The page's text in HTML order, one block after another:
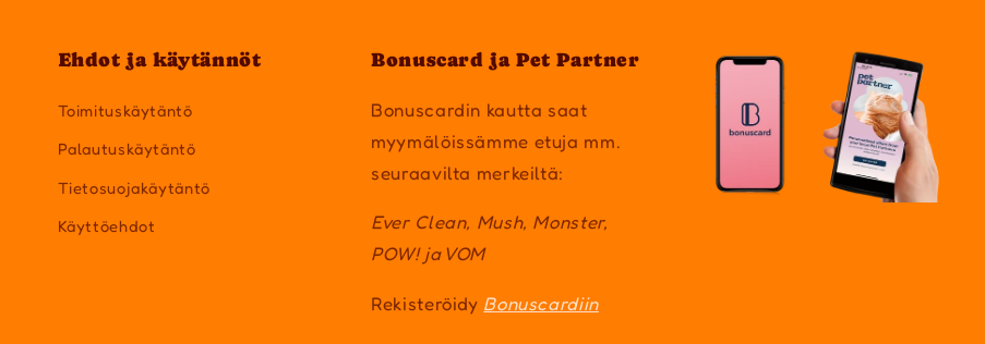
Ehdot ja käytännöt
Toimituskäytäntö
Palautuskäytäntö
Tietosuojakäytäntö
Käyttöehdot
Bonuscard ja Pet Partner
Bonuscardin kautta saat
myymälöissämme etuja mm.
seuraavilta merkeiltä:
Ever Clean, Mush, Monster,
POW! ja VOM
Rekisteröidy Bonuscardiin